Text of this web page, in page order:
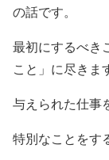
の話です。
最初にするべき
こと」に尽きま
与えられた仕事
特別なことをす